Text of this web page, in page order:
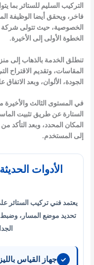
التركيب السليم للستائر
فاخر، ويحقق أيضا الوظيفة
الخصوصية، حيث تتولى
الخطوة الأولى إلى الأخيرة.
تنطلق الخدمة بالذهاب إلى
المقاسات، وتقديم الاقتراح
الجودة، الألوان، وبعد
في المستوى الثالث
الستارة عن طريق تثبيت
المكان المحدد، وبعد التأكد
إلى المستخدم.
الأدوات
يعتمد فني تركيب الستائر
تحديد موضع المسار، وضبط
✓ جهاز القياس